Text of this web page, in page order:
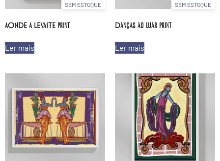
SEM ESTOQUE
AONDE A LEVASTE print
Ler mais
SEM ESTOQUE
Danças ao luar print
Ler mais